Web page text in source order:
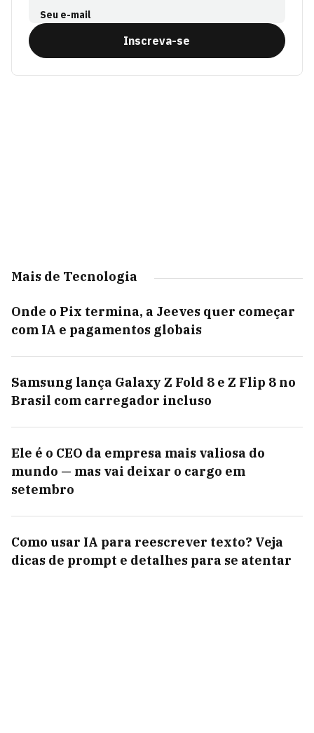
Seu e-mail
Inscreva-se
Mais de Tecnologia
Onde o Pix termina, a Jeeves quer começar
com IA e pagamentos globais
Samsung lança Galaxy Z Fold 8 e Z Flip 8 no
Brasil com carregador incluso
Ele é o CEO da empresa mais valiosa do
mundo — mas vai deixar o cargo em
setembro
Como usar IA para reescrever texto? Veja
dicas de prompt e detalhes para se atentar